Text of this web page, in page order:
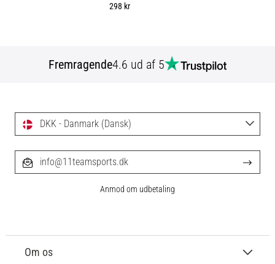
298 kr
Fremragende4.6 ud af 5
Om os
DKK - Danmark (Dansk)
info@11teamsports.dk
Anmod om udbetaling